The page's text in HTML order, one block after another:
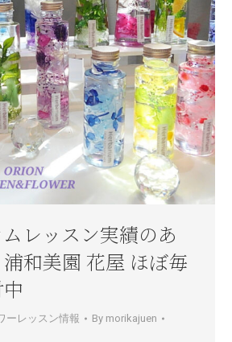
レッスン実績のあ
和美園 花屋 ほぼ毎
ーレッスン情報 By morikajuen